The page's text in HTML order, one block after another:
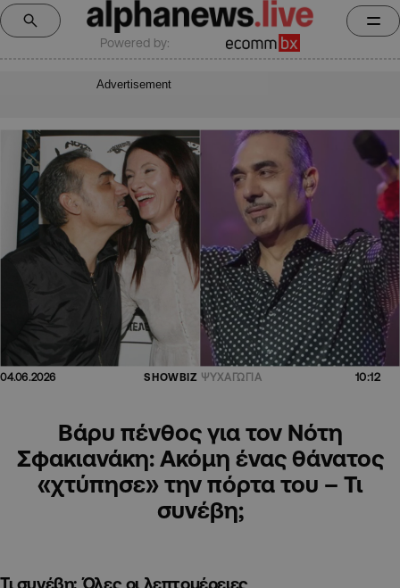
Powered by:
Advertisement
04.06.2026 SHOWBIZ ΨΥΧΑΓΩΓΙΑ 10:12
Bάρυ πένθος για τον Νότη
Σφακιανάκη: Ακόμη ένας θάνατος
«χτύπησε» την πόρτα του – Τι
συνέβη;
Τι συνέβη; Όλες οι λεπτομέρειες